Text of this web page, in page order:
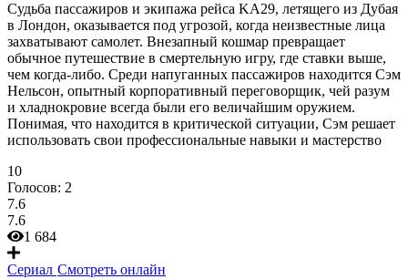
Судьба пассажиров и экипажа рейса KA29, летящего из Дубая
в Лондон, оказывается под угрозой, когда неизвестные лица
захватывают самолет. Внезапный кошмар превращает
обычное путешествие в смертельную игру, где ставки выше,
чем когда-либо. Среди напуганных пассажиров находится Сэм
Нельсон, опытный корпоративный переговорщик, чей разум
и хладнокровие всегда были его величайшим оружием.
Понимая, что находится в критической ситуации, Сэм решает
использовать свои профессиональные навыки и мастерство
10
Голосов: 2
7.6
7.6
1 684
Сериал Смотреть онлайн